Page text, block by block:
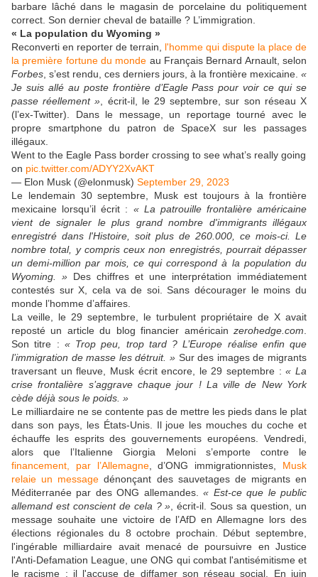
barbare lâché dans le magasin de porcelaine du politiquement
correct. Son dernier cheval de bataille ? L’immigration.
« La population du Wyoming »
Reconverti en reporter de terrain, l'homme qui dispute la place de
la première fortune du monde au Français Bernard Arnault, selon
Forbes , s’est rendu, ces derniers jours, à la frontière mexicaine. «
Je suis allé au poste frontière d’Eagle Pass pour voir ce qui se
passe réellement » , écrit-il, le 29 septembre, sur son réseau X
(l’ex-Twitter). Dans le message, un reportage tourné avec le
propre smartphone du patron de SpaceX sur les passages
illégaux.
Went to the Eagle Pass border crossing to see what’s really going
on pic.twitter.com/ADYY2XvAKT
— Elon Musk (@elonmusk) September 29, 2023
Le lendemain 30 septembre, Musk est toujours à la frontière
mexicaine lorsqu’il écrit : « La patrouille frontalière américaine
vient de signaler le plus grand nombre d'immigrants illégaux
enregistré dans l'Histoire, soit plus de 260.000, ce mois-ci. Le
nombre total, y compris ceux non enregistrés, pourrait dépasser
un demi-million par mois, ce qui correspond à la population du
Wyoming. » Des chiffres et une interprétation immédiatement
contestés sur X, cela va de soi. Sans décourager le moins du
monde l’homme d’affaires.
La veille, le 29 septembre, le turbulent propriétaire de X avait
reposté un article du blog financier américain zerohedge.com
Son titre : « Trop peu, trop tard ? L’Europe réalise enfin que
l’immigration de masse les détruit. » Sur des images de migrants
traversant un fleuve, Musk écrit encore, le 29 septembre :« La
crise frontalière s’aggrave chaque jour ! La ville de New York
cède déjà sous le poids. »
Le milliardaire ne se contente pas de mettre les pieds dans le plat
dans son pays, les États-Unis. Il joue les mouches du coche et
échauffe les esprits des gouvernements européens. Vendredi,
alors que l’Italienne Giorgia Meloni s’emporte contre le
financement, par l’Allemagne, d’ONG immigrationnistes, Musk
relaie un message dénonçant des sauvetages de migrants en
Méditerranée par des ONG allemandes.« Est-ce que le public
allemand est conscient de cela ? » , écrit-il. Sous sa question, un
message souhaite une victoire de l’AfD en Allemagne lors des
élections régionales du 8 octobre prochain. Début septembre,
l'ingérable milliardaire avait menacé de poursuivre en Justice
l'Anti-Defamation League, une ONG qui combat l'antisémitisme et
le racisme : il l'accuse de diffamer son réseau social. En juin